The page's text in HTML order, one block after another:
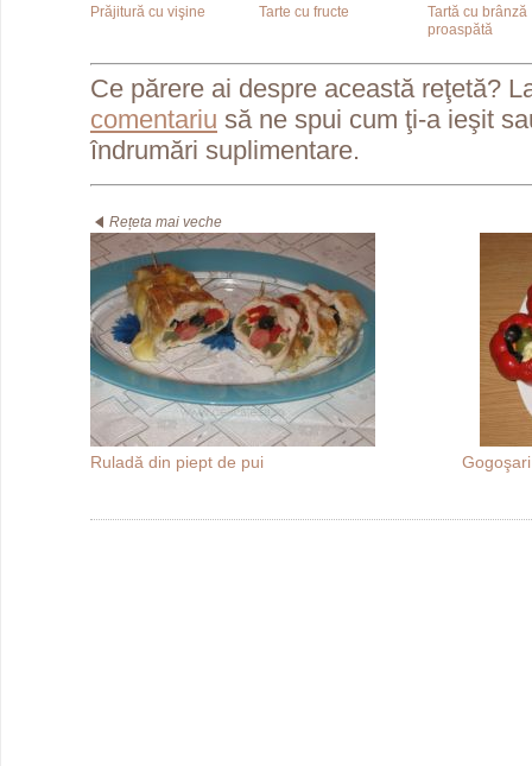
Prăjitură cu vişine Tarte cu fructe
Tartă cu brânză
proaspătă
Ce părere ai despre această reţetă?
comentariu să ne spui cum ţi-a ieşit
îndrumări suplimentare.
Rețeta mai veche
Ruladă din piept de pui